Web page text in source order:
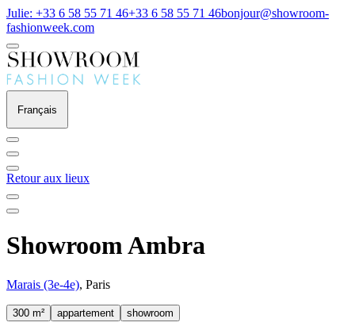
Julie: +33 6 58 55 71 46+33 6 58 55 71 46bonjour@showroom-
fashionweek.com
Français
Retour aux lieux
Showroom Ambra
Marais (3e-4e), Paris
300 m² appartement showroom